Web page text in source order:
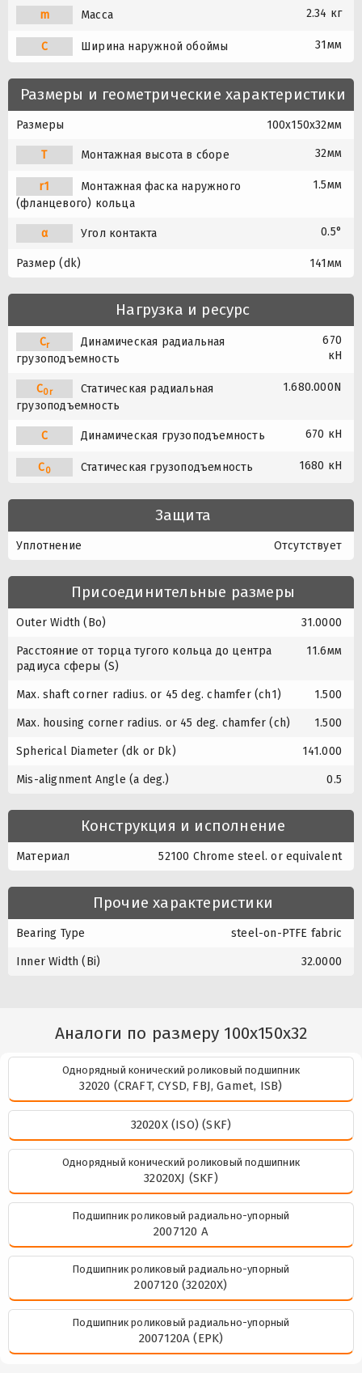
m Масса 2.34 кг
C Ширина наружной обоймы 31мм
Размеры и геометрические характеристики
Размеры 100x150x32мм
T Монтажная высота в сборе 32мм
r1
Монтажная фаска наружного
(фланцевого) кольца
1.5мм
α Угол контакта 0.5°
Размер (dk) 141мм
Нагрузка и ресурс
Cr
Динамическая радиальная
грузоподъемность
670
кН
C0r
Статическая радиальная
грузоподъемность
1.680.000N
C Динамическая грузоподъемность 670 кН
C0 Статическая грузоподъемность 1680 кН
Защита
Уплотнение Отсутствует
Присоединительные размеры
Outer Width (Bo) 31.0000
Расстояние от торца тугого кольца до центра
радиуса сферы (S)
11.6мм
Max. shaft corner radius. or 45 deg. chamfer (ch1) 1.500
Max. housing corner radius. or 45 deg. chamfer (ch) 1.500
Spherical Diameter (dk or Dk) 141.000
Mis-alignment Angle (a deg.) 0.5
Конструкция и исполнение
Материал 52100 Chrome steel. or equivalent
Прочие характеристики
Bearing Type steel-on-PTFE fabric
Inner Width (Bi) 32.0000
Аналоги по размеру 100x150x32
Однорядный конический роликовый подшипник
32020 (CRAFT, CYSD, FBJ, Gamet, ISB)
32020X (ISO) (SKF)
Однорядный конический роликовый подшипник
32020XJ (SKF)
Подшипник роликовый радиально-упорный
2007120 А
Подшипник роликовый радиально-упорный
2007120 (32020X)
Подшипник роликовый радиально-упорный
2007120A (EPK)